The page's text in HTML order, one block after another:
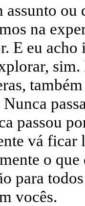
assunto
na
E eu
passou
vá
o
para
vocês.